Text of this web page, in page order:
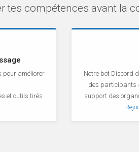
tes compétences avant la
pour améliorer
et outils tirés
Notre bot Discord
des participants
support des